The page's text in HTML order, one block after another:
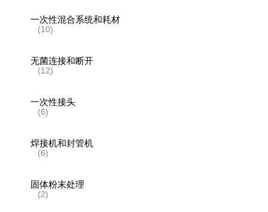
一次性混合系统和耗材
(10)
无菌连接和断开
(12)
一次性接头
(6)
焊接机和封管机
(6)
固体粉末处理
(2)